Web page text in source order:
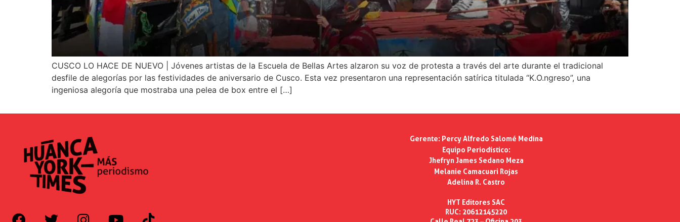
CUSCO LO HACE DE NUEVO | Jóvenes artistas de la Escuela de Bellas Artes alzaron su voz de protesta a través del arte durante el tradicional
desfile de alegorías por las festividades de aniversario de Cusco. Esta vez presentaron una representación satírica titulada “K.O.ngreso”, una
ingeniosa alegoría que mostraba una pelea de box entre el […]
Gerente: Percy Alfredo Salomé Medina
Equipo Periodístico:
Jhefryn James Sedano Meza
Melanie Camacuari Rojas
Adelina R. Castro
HYT Editores SAC
RUC: 20612145220